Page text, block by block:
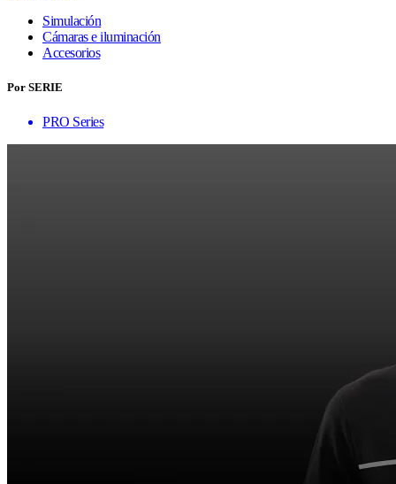
Simulación
Cámaras e iluminación
Accesorios
Por SERIE
PRO Series